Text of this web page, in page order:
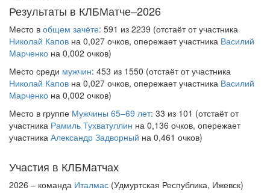
Результаты в КЛБМатче–2026
Место в общем зачёте: 591 из 2239 (отстаёт от участника
Николай Капов на 0,027 очков, опережает участника Василий
Марченко на 0,002 очков)
Место среди мужчин: 453 из 1550 (отстаёт от участника
Николай Капов на 0,027 очков, опережает участника Василий
Марченко на 0,002 очков)
Место в группе Мужчины 65–69 лет: 33 из 101 (отстаёт от
участника Рамиль Тухватуллин на 0,136 очков, опережает
участника Александр Задворный на 0,461 очков)
Участия в КЛБМатчах
2026 – команда Италмас (Удмуртская Республика, Ижевск)